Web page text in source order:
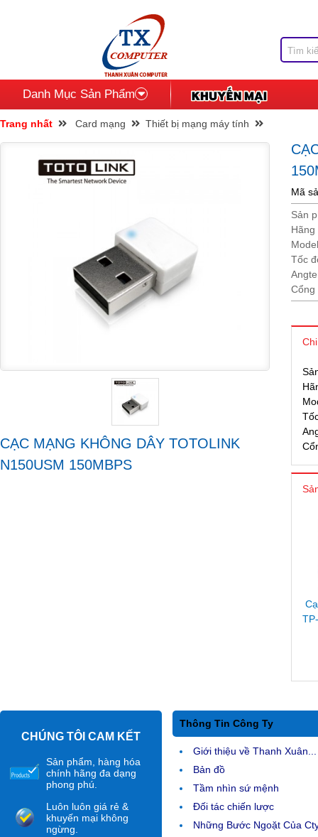
Danh Mục Sản Phẩm
Trang nhất Card mạng Thiết bị mạng máy tính
CẠC MẠNG KHÔNG DÂY TOTOLINK
N150USM 150MBPS
Mã
Sản
Hãng
Model
Tốc
Cổng
CHÚNG TÔI CAM KẾT
Sản phẩm, hàng hóa
chính hãng đa dạng
phong phú.
Luôn luôn giá rẻ &
khuyến mại không
ngừng.
Thông Tin Công Ty
Giới thiệu về Thanh Xuân...
Bản đồ
Tầm nhìn sứ mệnh
Đối tác chiến lược
Những Bước Ngoặt Của